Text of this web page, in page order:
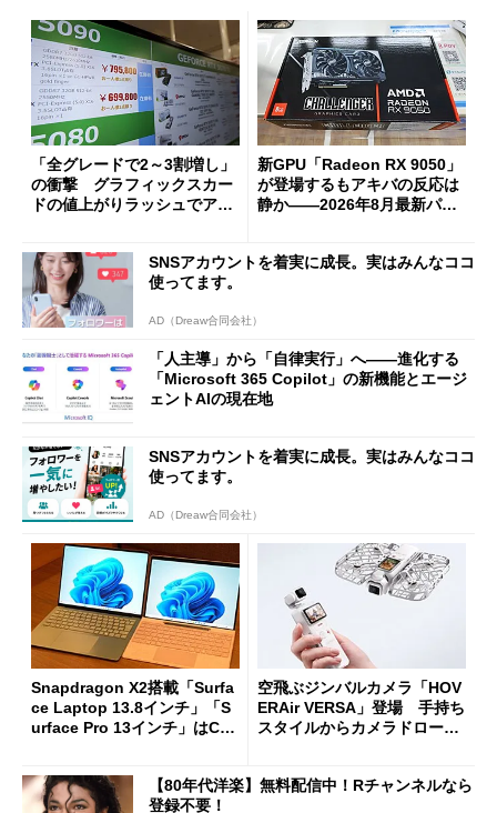
「全グレードで2～3割増し」
の衝撃 グラフィックスカー
ドの値上がりラッシュでアキ
新GPU「Radeon RX 9050」
が登場するもアキバの反応は
静か――2026年8月最新パー
SNSアカウントを着実に成長。実はみんなココ
使ってます。
AD（Dreaw合同会社）
「人主導」から「自律実行」へ――進化する
「Microsoft 365 Copilot」の新機能とエージ
ェントAIの現在地
SNSアカウントを着実に成長。実はみんなココ
使ってます。
AD（Dreaw合同会社）
Snapdragon X2搭載「Surfa
ce Laptop 13.8インチ」「S
urface Pro 13インチ」はCop
た
空飛ぶジンバルカメラ「HOV
ERAir VERSA」登場 手持ち
スタイルからカメラドローン
【80年代洋楽】無料配信中！Rチャンネルなら
登録不要！